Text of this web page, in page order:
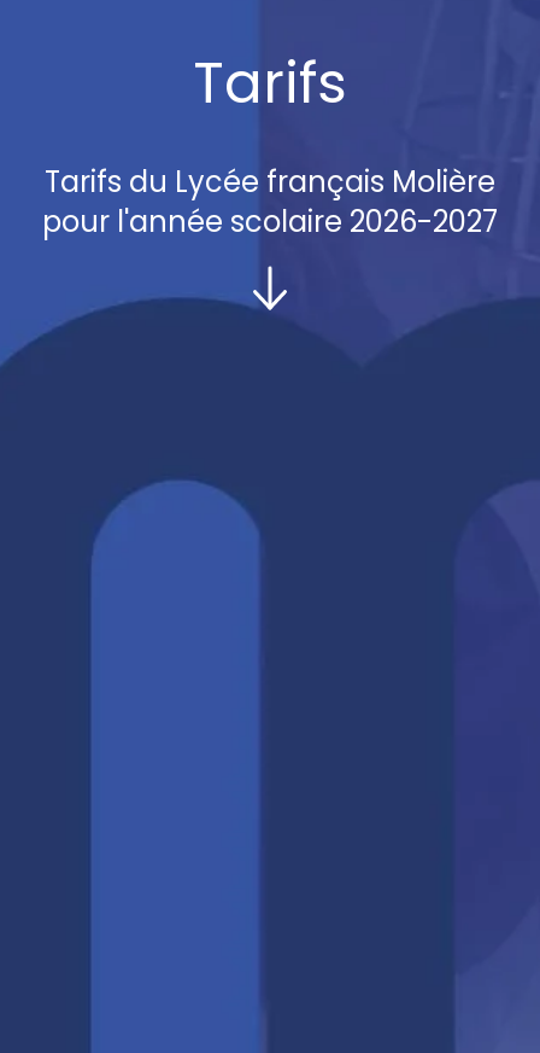
Tarifs
Tarifs du Lycée français Molière
pour l'année scolaire 2026-2027